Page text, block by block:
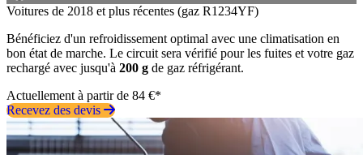
Voitures de 2018 et plus récentes (gaz R1234YF)
Bénéficiez d'un refroidissement optimal avec une climatisation en
bon état de marche. Le circuit sera vérifié pour les fuites et votre gaz
rechargé avec jusqu'à 200 g de gaz réfrigérant.
Actuellement à partir de 84 €*
Recevez des devis